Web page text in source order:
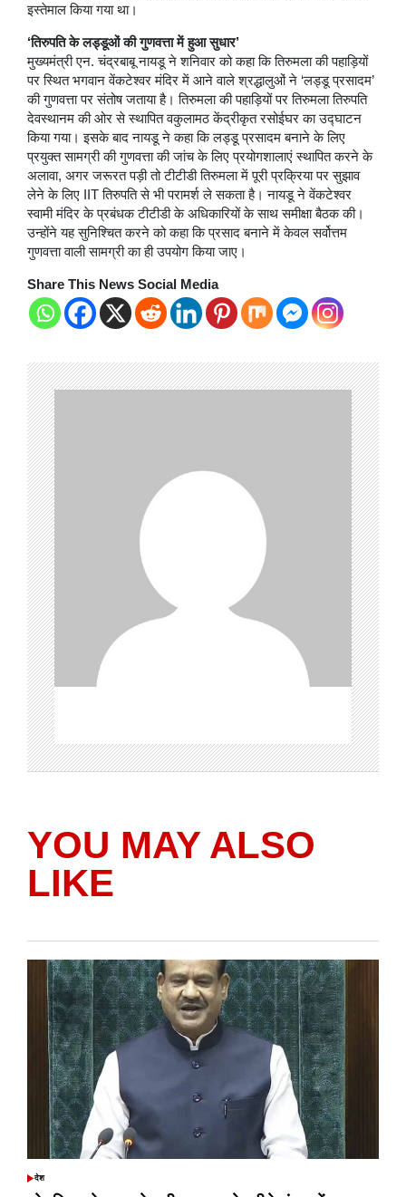
इस्तेमाल किया गया था।
‘तिरुपति के लड्डूओं की गुणवत्ता में हुआ सुधार’
मुख्यमंत्री एन. चंद्रबाबू नायडू ने शनिवार को कहा कि तिरुमला की पहाड़ियों
पर स्थित भगवान वेंकटेश्वर मंदिर में आने वाले श्रद्धालुओं ने ‘लड्डू प्रसादम’
की गुणवत्ता पर संतोष जताया है। तिरुमला की पहाड़ियों पर तिरुमला तिरुपति
देवस्थानम की ओर से स्थापित वकुलामठ केंद्रीकृत रसोईघर का उद्घाटन
किया गया। इसके बाद नायडू ने कहा कि लड्डू प्रसादम बनाने के लिए
प्रयुक्त सामग्री की गुणवत्ता की जांच के लिए प्रयोगशालाएं स्थापित करने के
अलावा, अगर जरूरत पड़ी तो टीटीडी तिरुमला में पूरी प्रक्रिया पर सुझाव
लेने के लिए IIT तिरुपति से भी परामर्श ले सकता है। नायडू ने वेंकटेश्वर
स्वामी मंदिर के प्रबंधक टीटीडी के अधिकारियों के साथ समीक्षा बैठक की।
उन्होंने यह सुनिश्चित करने को कहा कि प्रसाद बनाने में केवल सर्वोत्तम
गुणवत्ता वाली सामग्री का ही उपयोग किया जाए।
Share This News Social Media
YOU MAY ALSO
LIKE
POSTED
देश